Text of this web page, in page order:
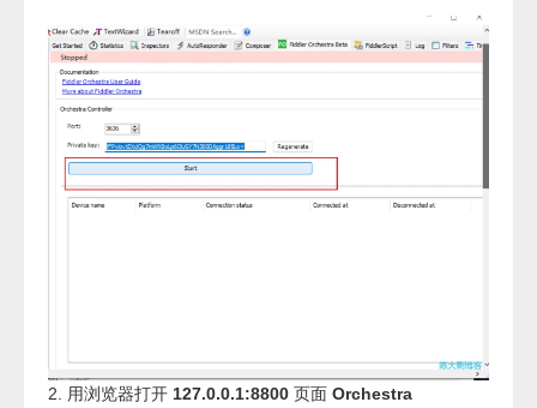
2. 用浏览器打开 127.0.0.1:8800 页面 Orchestra